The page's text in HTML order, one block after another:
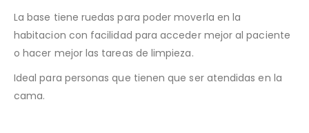
La base tiene ruedas para poder moverla en la
habitacion con facilidad para acceder mejor al paciente
o hacer mejor las tareas de limpieza.
Ideal para personas que tienen que ser atendidas en la
cama.